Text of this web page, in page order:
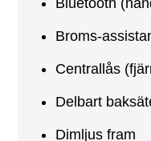
Broms-
Centrallås
Delbart
Dimljus fram